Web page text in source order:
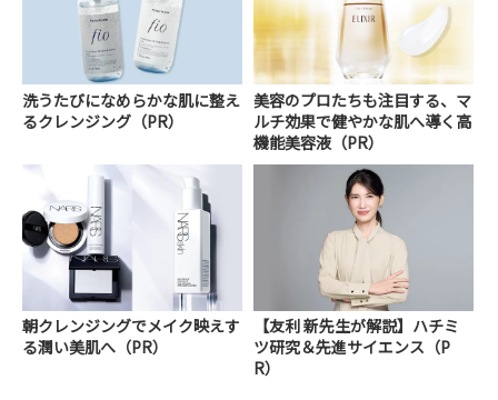
洗うたびになめらかな肌に整え
るクレンジング（PR）
美容のプロたちも注目する、マ
ルチ効果で健やかな肌へ導く高
機能美容液（PR）
朝クレンジングでメイク映えす
る潤い美肌へ（PR）
【友利 新先生が解説】ハチミ
ツ研究＆先進サイエンス（P
R）